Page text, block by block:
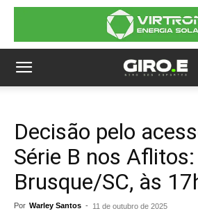
Decisão pelo
Série B nos
Brusque/SC, às
Por Warley Santos - 11 de outubro de 2025